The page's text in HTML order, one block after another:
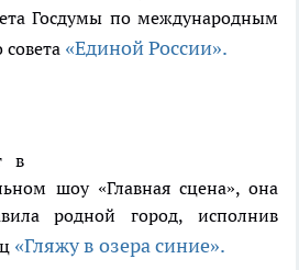
Госдумы по международным
«Единой России».
в
шоу «Главная сцена», она
родной город, исполнив
«Гляжу в озера синие».